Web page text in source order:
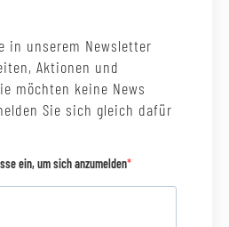
in unserem Newsletter
Aktionen und
möchten keine News
Sie sich gleich dafür
ein, um sich anzumelden